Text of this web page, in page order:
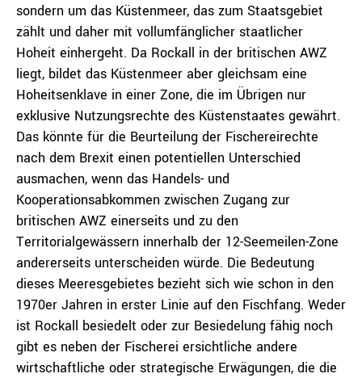
sondern um das Küstenmeer, das zum Staatsgebiet
zählt und daher mit vollumfänglicher staatlicher
Hoheit einhergeht. Da Rockall in der britischen AWZ
liegt, bildet das Küstenmeer aber gleichsam eine
Hoheitsenklave in einer Zone, die im Übrigen nur
exklusive Nutzungsrechte des Küstenstaates gewährt.
Das könnte für die Beurteilung der Fischereirechte
nach dem Brexit einen potentiellen Unterschied
ausmachen, wenn das Handels- und
Kooperationsabkommen zwischen Zugang zur
britischen AWZ einerseits und zu den
Territorialgewässern innerhalb der 12-Seemeilen-Zone
andererseits unterscheiden würde. Die Bedeutung
dieses Meeresgebietes bezieht sich wie schon in den
1970er Jahren in erster Linie auf den Fischfang. Weder
ist Rockall besiedelt oder zur Besiedelung fähig noch
gibt es neben der Fischerei ersichtliche andere
wirtschaftliche oder strategische Erwägungen, die die